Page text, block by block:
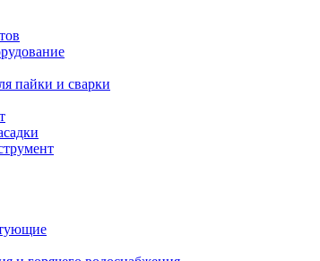
пайки и сварки